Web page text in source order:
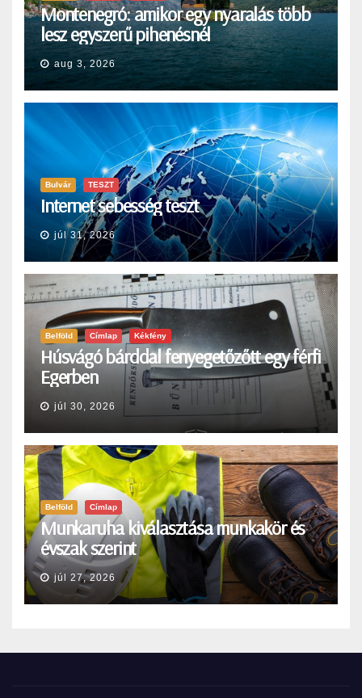
Montenegró: amikor egy nyaralás több
lesz egyszerű pihenésnél
aug 3, 2026
Bulvár TESZT
Internet sebesség teszt
júl 31, 2026
Belföld Címlap Kékfény
Húsvágó bárddal fenyegetőzőtt egy férfi
Egerben
júl 30, 2026
Belföld Címlap
Munkaruha kiválasztása munkakör és
évszak szerint
júl 27, 2026